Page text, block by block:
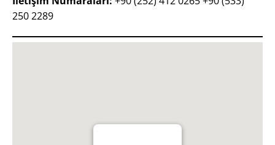
250 2289